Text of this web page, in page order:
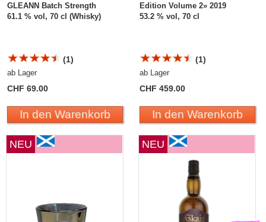
GLEANN Batch Strength
61.1 % vol, 70 cl (Whisky)
(1)
ab Lager
CHF 69.00
In den Warenkorb
Edition Volume 2» 2019
53.2 % vol, 70 cl
(1)
ab Lager
CHF 459.00
In den Warenkorb
NEU NEU